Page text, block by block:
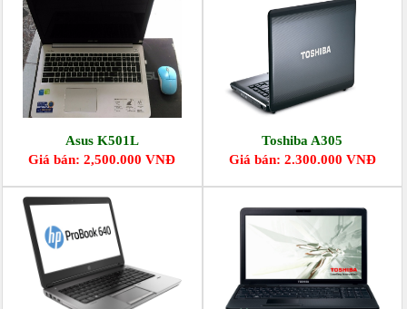
Asus K501L
Giá bán: 2,500.000 VNĐ
Toshiba A305
Giá bán: 2.300.000 VNĐ